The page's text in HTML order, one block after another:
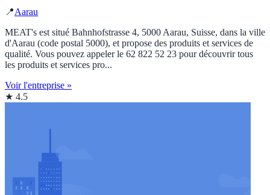
📍Aarau
MEAT's est situé Bahnhofstrasse 4, 5000 Aarau, Suisse, dans la ville
d'Aarau (code postal 5000), et propose des produits et services de
qualité. Vous pouvez appeler le 62 822 52 23 pour découvrir tous
les produits et services pro...
Voir l'entreprise »
★ 4.5